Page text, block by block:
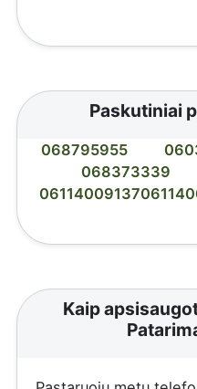
Paskutiniai
068795955
068373339
Kaip